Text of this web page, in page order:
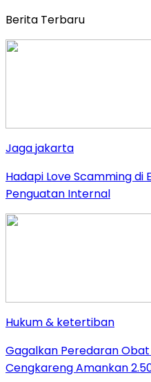
Berita Terbaru
Jaga jakarta
Hadapi Love Scamming di
Penguatan Internal
Hukum & ketertiban
Gagalkan Peredaran
Cengkareng Amankan